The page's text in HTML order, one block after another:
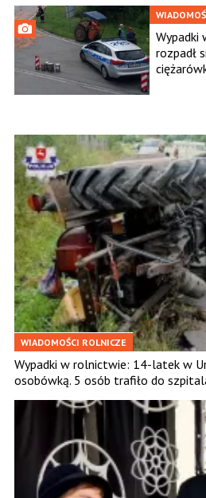
Wypadki
rozpadł
WIADOMOŚCI ROLNICZE
Wypadki w rolnictwie: 14-latek w
osobówką. 5 osób trafiło do